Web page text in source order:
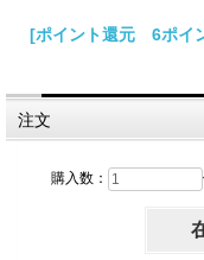
[ポイント還元 6ポイ
注文
購入数：